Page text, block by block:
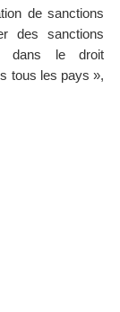
de sanctions
des sanctions
dans le droit
tous les pays »,